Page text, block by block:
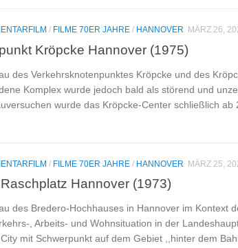
/ FILME 70ER JAHRE / HANNOVER MÄRZ 26,
Kröpcke Hannover (1975)
des Verkehrsknotenpunktes Kröpcke und des
Komplex wurde jedoch bald als störend und
wurde das Kröpcke-Center schließlich ab
/ FILME 70ER JAHRE / HANNOVER MÄRZ 25,
Hannover (1973)
des Bredero-Hochhauses in Hannover im Kontext
, Arbeits- und Wohnsituation in der
mit Schwerpunkt auf dem Gebiet ,,hinter dem